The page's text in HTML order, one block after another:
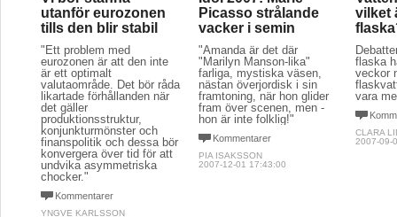
SEX & KÄRLEK
Moralpanikens
seger över förnuftet
Det är inte utan att jag
frågar vilket århundrade
detta är när en krönikör i
Expressen på fullaste
allvar frågar varför 12-
åringar skall lära sig vad
POLITIK & SAMHÄLLE
Vad ska vi göra med
bögjävlarna då?
Nu är det dags för den
dekadenta Pride-festivalen
igen. Vänd blicken åt
sidan, staden kommer
svämmas över av
regnbågens färger, passa
er!
KULTUR
Det här
Sourze
"Du
Bästa
en